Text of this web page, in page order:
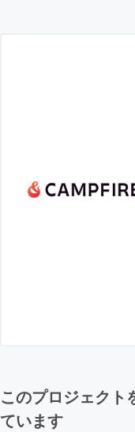
このプロジェクト
ています